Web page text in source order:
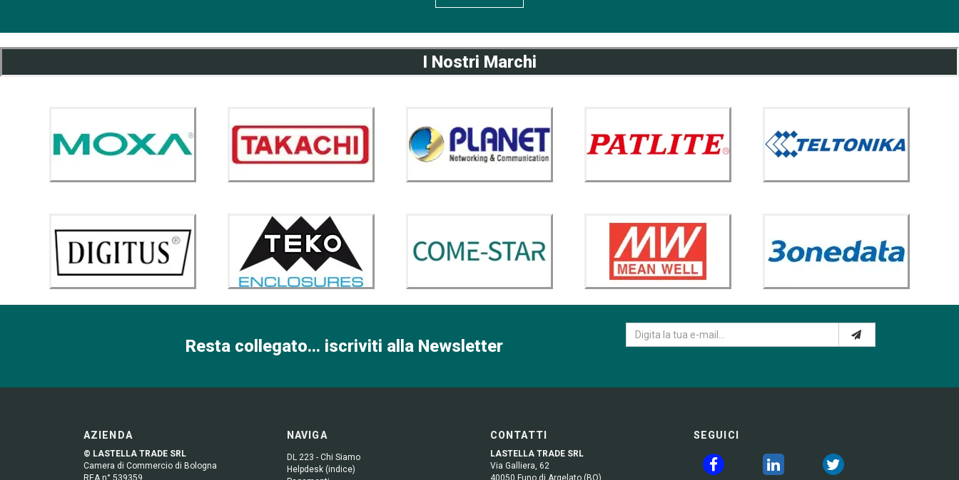
I Nostri Marchi
Resta collegato... iscriviti alla Newsletter
AZIENDA
© LASTELLA TRADE SRL
Camera di Commercio di Bologna
REA n° 539359
NAVIGA
DL 223 - Chi Siamo
Helpdesk (indice)
CONTATTI
LASTELLA TRADE SRL
Via Galliera, 62
40050 Funo di Argelato (BO)
SEGUICI